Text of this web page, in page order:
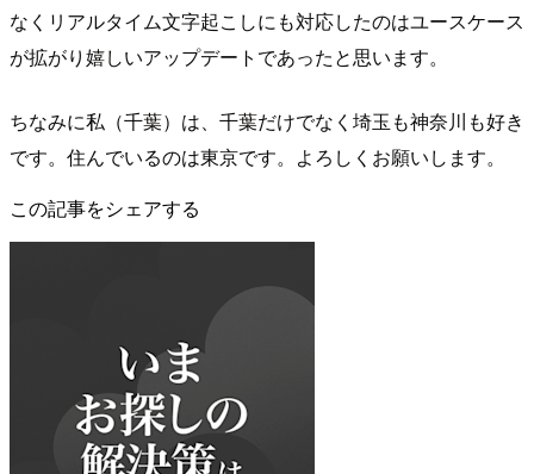
なくリアルタイム文字起こしにも対応したのはユースケース
が拡がり嬉しいアップデートであったと思います。
ちなみに私（千葉）は、千葉だけでなく埼玉も神奈川も好き
です。住んでいるのは東京です。よろしくお願いします。
この記事をシェアする